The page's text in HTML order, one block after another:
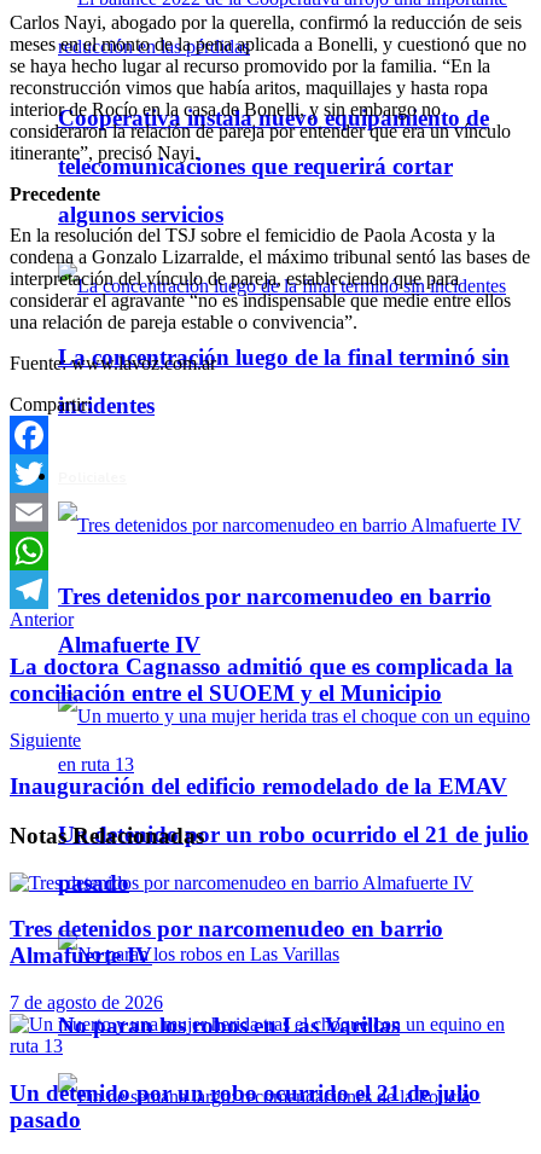
Cooperativa instala nuevo equipamiento de
telecomunicaciones que requerirá cortar
algunos servicios
La concentración luego de la final terminó sin
incidentes
Tres detenidos por narcomenudeo en barrio
Almafuerte IV
Un detenido por un robo ocurrido el 21 de julio
pasado
No paran los robos en Las Varillas
Carlos Nayi, abogado por la querella, confirmó la reducción de seis
meses en el monto de la pena aplicada a Bonelli, y cuestionó que no
se haya hecho lugar al recurso promovido por la familia. “En la
reconstrucción vimos que había aritos, maquillajes y hasta ropa
interior de Rocío en la casa de Bonelli, y sin embargo no
consideraron la relación de pareja por entender que era un vínculo
itinerante”, precisó Nayi.
Precedente
En la resolución del TSJ sobre el femicidio de Paola Acosta y la
condena a Gonzalo Lizarralde, el máximo tribunal sentó las bases de
interpretación del vínculo de pareja, estableciendo que para
considerar el agravante “no es indispensable que medie entre ellos
una relación de pareja estable o convivencia”.
Fuente: www.lavoz.com.ar
Compartir:
Facebook
Twitter
Email
WhatsApp
Telegram
Anterior
La doctora Cagnasso admitió que es complicada la
conciliación entre el SUOEM y el Municipio
Siguiente
Inauguración del edificio remodelado de la EMAV
NotasRelacionadas
Tres detenidos por narcomenudeo en barrio
Almafuerte IV
7 de agosto de 2026
Un detenido por un robo ocurrido el 21 de julio
pasado